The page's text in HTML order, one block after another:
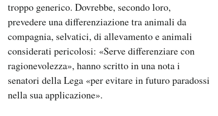
troppo generico. Dovrebbe, secondo loro,
prevedere una differenziazione tra animali da
compagnia, selvatici, di allevamento e animali
considerati pericolosi: «Serve differenziare con
ragionevolezza», hanno scritto in una nota i
senatori della Lega «per evitare in futuro paradossi
nella sua applicazione».